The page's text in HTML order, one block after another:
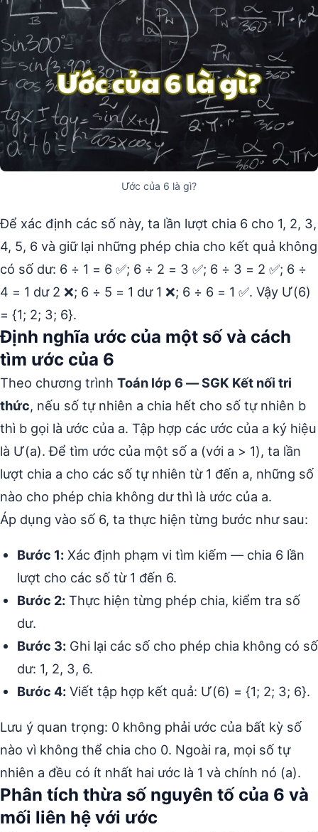
Ước của 6 là gì?
Để xác định các số này, ta lần lượt chia 6 cho 1, 2, 3,
4, 5, 6 và giữ lại những phép chia cho kết quả không
có số dư: 6 ÷ 1 = 6 ✅; 6 ÷ 2 = 3 ✅; 6 ÷ 3 = 2 ✅; 6 ÷
4 = 1 dư 2 ❌; 6 ÷ 5 = 1 dư 1 ❌; 6 ÷ 6 = 1 ✅. Vậy Ư(6)
= {1; 2; 3; 6}.
Định nghĩa ước của một số và cách
tìm ước của 6
Theo chương trình Toán lớp 6 — SGK Kết nối tri
thức, nếu số tự nhiên a chia hết cho số tự nhiên b
thì b gọi là ước của a. Tập hợp các ước của a ký hiệu
là Ư(a). Để tìm ước của một số a (với a > 1), ta lần
lượt chia a cho các số tự nhiên từ 1 đến a, những số
nào cho phép chia không dư thì là ước của a.
Áp dụng vào số 6, ta thực hiện từng bước như sau:
Bước 1: Xác định phạm vi tìm kiếm — chia 6 lần
lượt cho các số từ 1 đến 6.
Bước 2: Thực hiện từng phép chia, kiểm tra số
dư.
Bước 3: Ghi lại các số cho phép chia không có số
dư: 1, 2, 3, 6.
Bước 4: Viết tập hợp kết quả: Ư(6) = {1; 2; 3; 6}.
Lưu ý quan trọng: 0 không phải ước của bất kỳ số
nào vì không thể chia cho 0. Ngoài ra, mọi số tự
nhiên a đều có ít nhất hai ước là 1 và chính nó (a).
Phân tích thừa số nguyên tố của 6 và
mối liên hệ với ước